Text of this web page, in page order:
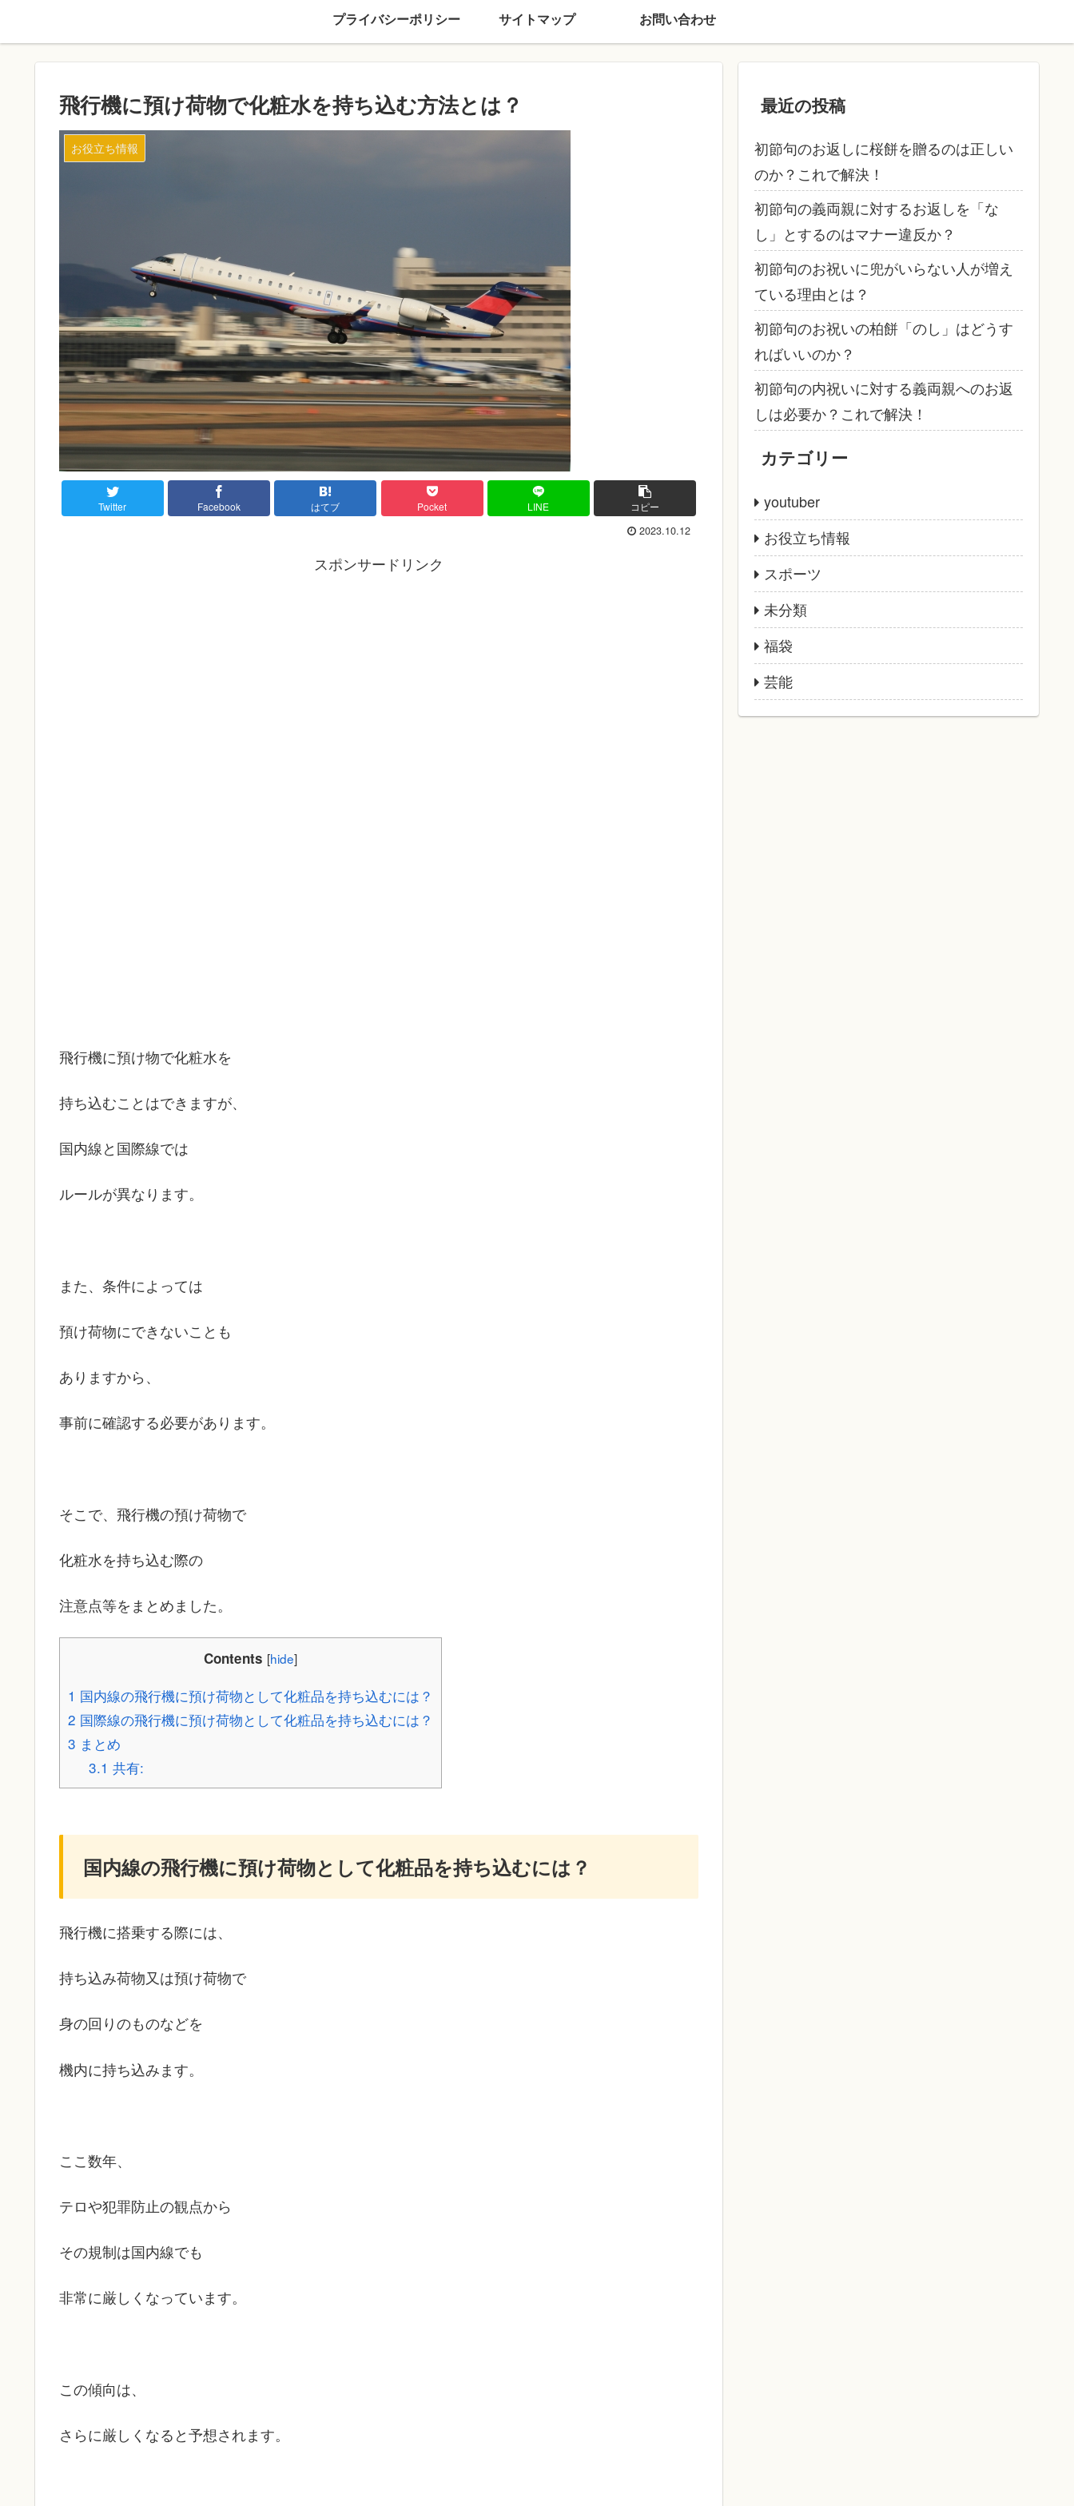
プライバシーポリシー サイトマップ お問い合わせ
飛行機に預け荷物で化粧水を持ち込む方法とは？
お役立ち情報
Twitter Facebook はてブ Pocket LINE コピー
2023.10.12
スポンサードリンク
飛行機に預け物で化粧水を
持ち込むことはできますが、
国内線と国際線では
ルールが異なります。
また、条件によっては
預け荷物にできないことも
ありますから、
事前に確認する必要があります。
そこで、飛行機の預け荷物で
化粧水を持ち込む際の
注意点等をまとめました。
Contents [hide]
1 国内線の飛行機に預け荷物として化粧品を持ち込むには？
2 国際線の飛行機に預け荷物として化粧品を持ち込むには？
3 まとめ
3.1 共有:
国内線の飛行機に預け荷物として化粧品を持ち込むには？
飛行機に搭乗する際には、
持ち込み荷物又は預け荷物で
身の回りのものなどを
機内に持ち込みます。
ここ数年、
テロや犯罪防止の観点から
その規制は国内線でも
非常に厳しくなっています。
この傾向は、
さらに厳しくなると予想されます。
最近の投稿
初節句のお返しに桜餅を贈るのは正しい
のか？これで解決！
初節句の義両親に対するお返しを「な
し」とするのはマナー違反か？
初節句のお祝いに兜がいらない人が増え
ている理由とは？
初節句のお祝いの柏餅「のし」はどうす
ればいいのか？
初節句の内祝いに対する義両親へのお返
しは必要か？これで解決！
カテゴリー
youtuber
お役立ち情報
スポーツ
未分類
福袋
芸能